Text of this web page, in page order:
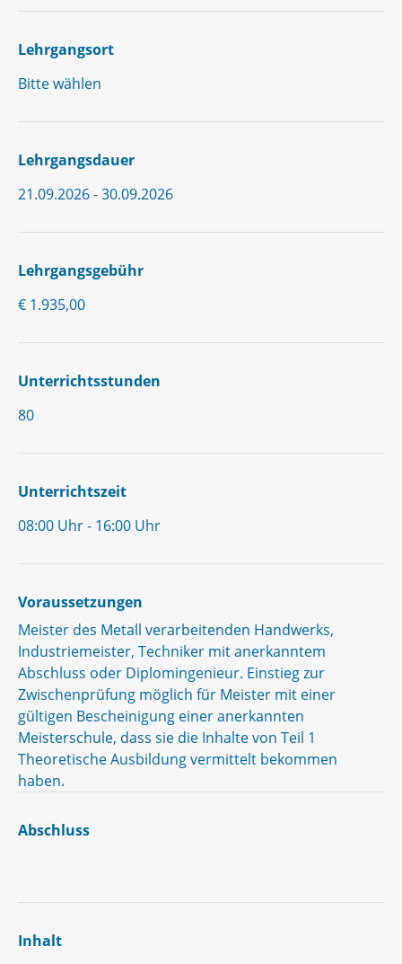
Lehrgangsort
Bitte wählen
Lehrgangsdauer
21.09.2026 - 30.09.2026
Lehrgangsgebühr
€ 1.935,00
Unterrichtsstunden
80
Unterrichtszeit
08:00 Uhr - 16:00 Uhr
Voraussetzungen
Meister des Metall verarbeitenden Handwerks,
Industriemeister, Techniker mit anerkanntem
Abschluss oder Diplomingenieur. Einstieg zur
Zwischenprüfung möglich für Meister mit einer
gültigen Bescheinigung einer anerkannten
Meisterschule, dass sie die Inhalte von Teil 1
Theoretische Ausbildung vermittelt bekommen
haben.
Abschluss
Inhalt